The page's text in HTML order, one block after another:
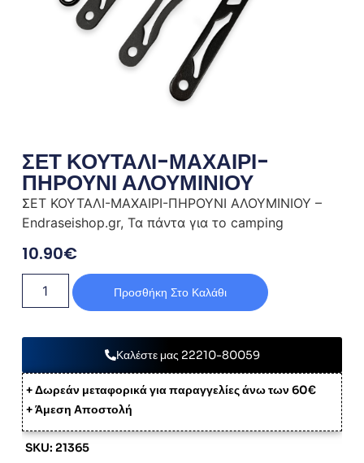
ΣΕΤ ΚΟΥΤΑΛΙ-ΜΑΧΑΙΡΙ-
ΠΗΡΟΥΝΙ ΑΛΟΥΜΙΝΙΟΥ
ΣΕΤ ΚΟΥΤΑΛΙ-ΜΑΧΑΙΡΙ-ΠΗΡΟΥΝΙ ΑΛΟΥΜΙΝΙΟΥ –
Endraseishop.gr, Τα πάντα για το camping
10.90€
Προσθήκη Στο Καλάθι
Καλέστε μας 22210-80059
+ Δωρεάν μεταφορικά για παραγγελίες άνω των 60€
+ Άμεση Αποστολή
SKU: 21365